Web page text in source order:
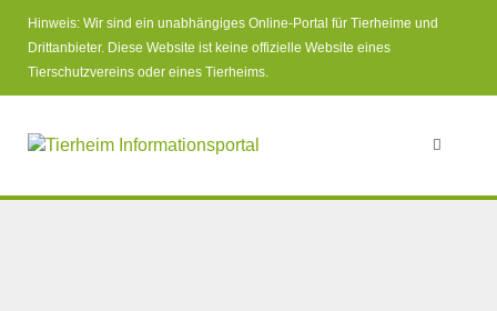
Hinweis: Wir sind ein unabhängiges Online-Portal für Tierheime und
Drittanbieter. Diese Website ist keine offizielle Website eines
Tierschutzvereins oder eines Tierheims.